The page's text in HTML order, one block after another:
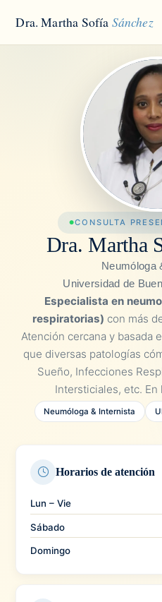
Dra. Martha Sofía Sánchez
CONSULTA
Dra. Martha
Neumóloga
Universidad de
Especialista en
respiratorias) con más
Atención cercana y basada
que diversas patologías
Sueño, Infecciones
Intersticiales, etc. En
Neumóloga & Internista
Horarios de atención
Lun – Vie
Sábado
Domingo